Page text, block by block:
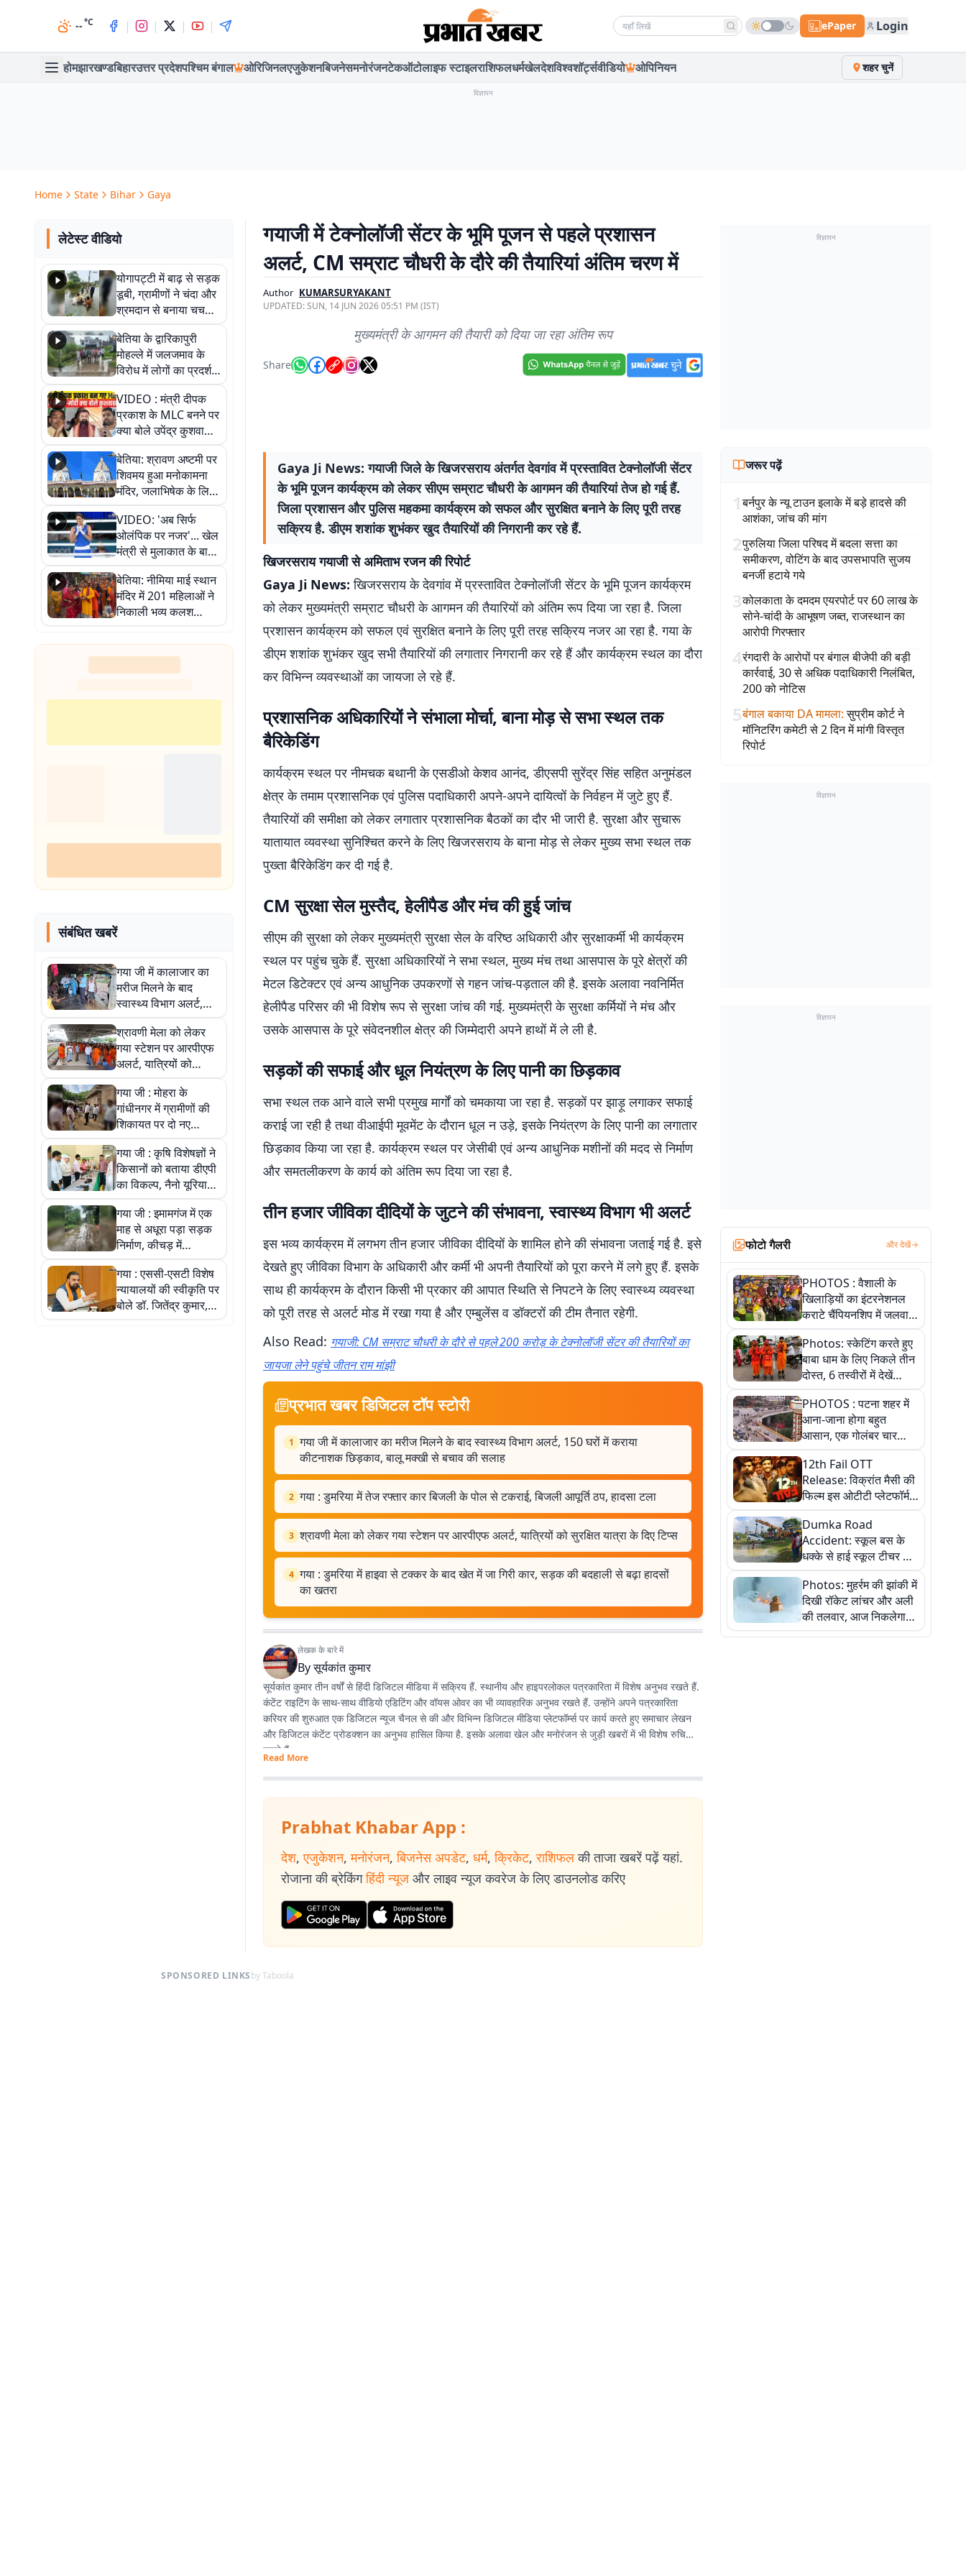
--°C | | | | Search news ePaper Login
होमझारखण्डबिहारउत्तर प्रदेशपश्चिम बंगाल ओरिजिनलएजुकेशनबिजनेसमनोरंजनटेकऑटोलाइफ स्टाइलराशिफलधर्मखेलदेशविश्वशॉर्ट्सवीडियो ओपिनियन शहर चुनें
विज्ञापन
Home State Bihar Gaya
लेटेस्ट वीडियो
योगापट्टी में बाढ़ से सड़क
डूबी, ग्रामीणों ने चंदा और
श्रमदान से बनाया चचरी
पुल
बेतिया के द्वारिकापुरी
मोहल्ले में जलजमाव के
विरोध में लोगों का प्रदर्शन,
स्थायी समाधान की मांग
VIDEO : मंत्री दीपक
प्रकाश के MLC बनने पर
क्या बोले उपेंद्र कुशवाहा,
सुनिए
बेतिया: श्रावण अष्टमी पर
शिवमय हुआ मनोकामना
मंदिर, जलाभिषेक के लिए
लगी लंबी कतारें
VIDEO: 'अब सिर्फ
ओलंपिक पर नजर'... खेल
मंत्री से मुलाकात के बाद
जैसमीन लंबोरिया का बड़ा
बयान
बेतिया: नीमिया माई स्थान
मंदिर में 201 महिलाओं ने
निकाली भव्य कलश
शोभायात्रा, शिवलिंग
प्राण-प्रतिष्ठा महोत्सव
शुरू
संबंधित खबरें
गया जी में कालाजार का
मरीज मिलने के बाद
स्वास्थ्य विभाग अलर्ट,
150 घरों में कराया
कीटनाशक छिड़काव, बालू
मक्खी से बचाव की सलाह
श्रावणी मेला को लेकर
गया स्टेशन पर आरपीएफ
अलर्ट, यात्रियों को
सुरक्षित यात्रा के दिए
टिप्स
गया जी : मोहरा के
गांधीनगर में ग्रामीणों की
शिकायत पर दो नए
चापाकल चालू, पेयजल
संकट से मिली राहत
गया जी : कृषि विशेषज्ञों ने
किसानों को बताया डीएपी
का विकल्प, नैनो यूरिया
और नैनो डीएपी के फायदे
भी समझाए
गया जी : इमामगंज में एक
माह से अधूरा पड़ा सड़क
निर्माण, कीचड़ में
फिसलकर घायल हो रहे
लोग
गया : एससी-एसटी विशेष
न्यायालयों की स्वीकृति पर
बोले डॉ. जितेंद्र कुमार,
पीड़ितों को मिलेगा त्वरित
गयाजी में टेक्नोलॉजी सेंटर के भूमि पूजन से पहले प्रशासन
अलर्ट, CM सम्राट चौधरी के दौरे की तैयारियां अंतिम चरण में
Author KUMARSURYAKANT
UPDATED:SUN, 14 JUN 2026 05:51 PM (IST)
मुख्यमंत्री के आगमन की तैयारी को दिया जा रहा अंतिम रूप
Share
Gaya Ji News: गयाजी जिले के खिजरसराय अंतर्गत देवगांव में प्रस्तावित टेक्नोलॉजी सेंटर
के भूमि पूजन कार्यक्रम को लेकर सीएम सम्राट चौधरी के आगमन की तैयारियां तेज हो गई हैं.
जिला प्रशासन और पुलिस महकमा कार्यक्रम को सफल और सुरक्षित बनाने के लिए पूरी तरह
सक्रिय है. डीएम शशांक शुभंकर खुद तैयारियों की निगरानी कर रहे हैं.
खिजरसराय गयाजी से अमिताभ रजन की रिपोर्ट
Gaya Ji News: खिजरसराय के देवगांव में प्रस्तावित टेक्नोलॉजी सेंटर के भूमि पूजन कार्यक्रम
को लेकर मुख्यमंत्री सम्राट चौधरी के आगमन की तैयारियों को अंतिम रूप दिया जा रहा है. जिला
प्रशासन कार्यक्रम को सफल एवं सुरक्षित बनाने के लिए पूरी तरह सक्रिय नजर आ रहा है. गया के
डीएम शशांक शुभंकर खुद सभी तैयारियों की लगातार निगरानी कर रहे हैं और कार्यक्रम स्थल का दौरा
कर विभिन्न व्यवस्थाओं का जायजा ले रहे हैं.
प्रशासनिक अधिकारियों ने संभाला मोर्चा, बाना मोड़ से सभा स्थल तक
बैरिकेडिंग
कार्यक्रम स्थल पर नीमचक बथानी के एसडीओ केशव आनंद, डीएसपी सुरेंद्र सिंह सहित अनुमंडल
क्षेत्र के तमाम प्रशासनिक एवं पुलिस पदाधिकारी अपने-अपने दायित्वों के निर्वहन में जुटे हुए हैं.
तैयारियों की समीक्षा को लेकर लगातार प्रशासनिक बैठकों का दौर भी जारी है. सुरक्षा और सुचारू
यातायात व्यवस्था सुनिश्चित करने के लिए खिजरसराय के बाना मोड़ से लेकर मुख्य सभा स्थल तक
पुख्ता बैरिकेडिंग कर दी गई है.
CM सुरक्षा सेल मुस्तैद, हेलीपैड और मंच की हुई जांच
सीएम की सुरक्षा को लेकर मुख्यमंत्री सुरक्षा सेल के वरिष्ठ अधिकारी और सुरक्षाकर्मी भी कार्यक्रम
स्थल पर पहुंच चुके हैं. सुरक्षा अधिकारियों ने सभा स्थल, मुख्य मंच तथा आसपास के पूरे क्षेत्रों की
मेटल डिटेक्टर एवं अन्य आधुनिक उपकरणों से गहन जांच-पड़ताल की है. इसके अलावा नवनिर्मित
हेलीपैड परिसर की भी विशेष रूप से सुरक्षा जांच की गई. मुख्यमंत्री के सुरक्षा कर्मियों ने मंच और
उसके आसपास के पूरे संवेदनशील क्षेत्र की जिम्मेदारी अपने हाथों में ले ली है.
सड़कों की सफाई और धूल नियंत्रण के लिए पानी का छिड़काव
सभा स्थल तक आने वाले सभी प्रमुख मार्गों को चमकाया जा रहा है. सड़कों पर झाड़ू लगाकर सफाई
कराई जा रही है तथा वीआईपी मूवमेंट के दौरान धूल न उड़े, इसके नियंत्रण के लिए पानी का लगातार
छिड़काव किया जा रहा है. कार्यक्रम स्थल पर जेसीबी एवं अन्य आधुनिक मशीनों की मदद से निर्माण
और समतलीकरण के कार्य को अंतिम रूप दिया जा रहा है.
तीन हजार जीविका दीदियों के जुटने की संभावना, स्वास्थ्य विभाग भी अलर्ट
इस भव्य कार्यक्रम में लगभग तीन हजार जीविका दीदियों के शामिल होने की संभावना जताई गई है. इसे
देखते हुए जीविका विभाग के अधिकारी और कर्मी भी अपनी तैयारियों को पूरा करने में लगे हुए हैं. इसके
साथ ही कार्यक्रम के दौरान किसी भी प्रकार की आपात स्थिति से निपटने के लिए स्वास्थ्य व्यवस्था
को पूरी तरह से अलर्ट मोड में रखा गया है और एम्बुलेंस व डॉक्टरों की टीम तैनात रहेगी.
Also Read: गयाजी: CM सम्राट चौधरी के दौरे से पहले 200 करोड़ के टेक्नोलॉजी सेंटर की तैयारियों का
जायजा लेने पहुंचे जीतन राम मांझी
प्रभात खबर डिजिटल टॉप स्टोरी
1 गया जी में कालाजार का मरीज मिलने के बाद स्वास्थ्य विभाग अलर्ट, 150 घरों में कराया
कीटनाशक छिड़काव, बालू मक्खी से बचाव की सलाह
2 गया : डुमरिया में तेज रफ्तार कार बिजली के पोल से टकराई, बिजली आपूर्ति ठप, हादसा टला
3 श्रावणी मेला को लेकर गया स्टेशन पर आरपीएफ अलर्ट, यात्रियों को सुरक्षित यात्रा के दिए टिप्स
4 गया : डुमरिया में हाइवा से टक्कर के बाद खेत में जा गिरी कार, सड़क की बदहाली से बढ़ा हादसों
का खतरा
लेखक के बारे में
Byसूर्यकांत कुमार
सूर्यकांत कुमार तीन वर्षों से हिंदी डिजिटल मीडिया में सक्रिय हैं. स्थानीय और हाइपरलोकल पत्रकारिता में विशेष अनुभव रखते हैं.
कंटेंट राइटिंग के साथ-साथ वीडियो एडिटिंग और वॉयस ओवर का भी व्यावहारिक अनुभव रखते हैं. उन्होंने अपने पत्रकारिता
करियर की शुरुआत एक डिजिटल न्यूज चैनल से की और विभिन्न डिजिटल मीडिया प्लेटफॉर्म्स पर कार्य करते हुए समाचार लेखन
और डिजिटल कंटेंट प्रोडक्शन का अनुभव हासिल किया है. इसके अलावा खेल और मनोरंजन से जुड़ी खबरों में भी विशेष रुचि
रखते हैं.
Read More
Prabhat Khabar App :
देश, एजुकेशन, मनोरंजन, बिजनेस अपडेट, धर्म, क्रिकेट, राशिफल की ताजा खबरें पढ़ें यहां.
रोजाना की ब्रेकिंग हिंदी न्यूज और लाइव न्यूज कवरेज के लिए डाउनलोड करिए
विज्ञापन
जरूर पढ़ें
1बर्नपुर के न्यू टाउन इलाके में बड़े हादसे की
आशंका, जांच की मांग
2पुरुलिया जिला परिषद में बदला सत्ता का
समीकरण, वोटिंग के बाद उपसभापति सुजय
बनर्जी हटाये गये
3कोलकाता के दमदम एयरपोर्ट पर 60 लाख के
सोने-चांदी के आभूषण जब्त, राजस्थान का
आरोपी गिरफ्तार
4रंगदारी के आरोपों पर बंगाल बीजेपी की बड़ी
कार्रवाई, 30 से अधिक पदाधिकारी निलंबित,
200 को नोटिस
5बंगाल बकाया DA मामला: सुप्रीम कोर्ट ने
मॉनिटरिंग कमेटी से 2 दिन में मांगी विस्तृत
रिपोर्ट
विज्ञापन
विज्ञापन
फोटो गैलरी और देखें
PHOTOS : वैशाली के
खिलाड़ियों का इंटरनेशनल
कराटे चैंपियनशिप में जलवा,
जीते 9 पदक, पांच तस्वीर से
देखिए पूरा खेल
Photos: स्केटिंग करते हुए
बाबा धाम के लिए निकले तीन
दोस्त, 6 तस्वीरों में देखें
आस्था और जुनून की कहानी
PHOTOS : पटना शहर में
आना-जाना होगा बहुत
आसान, एक गोलंबर चार
फ्लाईओवर को जोड़ेगा
12th Fail OTT
Release: विक्रांत मैसी की
फिल्म इस ओटीटी प्लेटफॉर्म
पर होगी रिलीज
Dumka Road
Accident: स्कूल बस के
धक्के से हाई स्कूल टीचर की
कार तलाब में डूबी, बाल-बाल
बचीं, देखें तस्वीरें
Photos: मुहर्रम की झांकी में
दिखी रॉकेट लांचर और अली
की तलवार, आज निकलेगा
जुलूस, सुरक्षा के पुख्ता
SPONSORED LINKSby Taboola